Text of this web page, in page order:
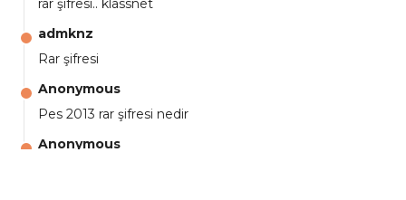
rar şifresi.. klassnet
admknz
Rar şifresi
Anonymous
Pes 2013 rar şifresi nedir
Anonymous